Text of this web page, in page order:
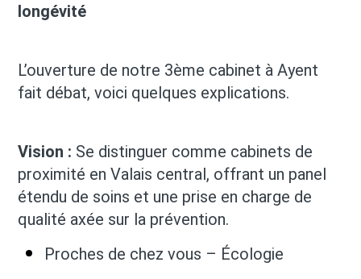
longévité
L’ouverture de notre 3ème cabinet à Ayent
fait débat, voici quelques explications.
Vision : Se distinguer comme cabinets de
proximité en Valais central, offrant un panel
étendu de soins et une prise en charge de
qualité axée sur la prévention.
Proches de chez vous – Écologie